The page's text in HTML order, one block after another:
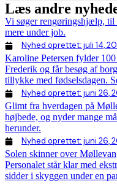
Læs andre
Vi søger rengøringshjælp, til
mere under job.
Nyhed oprettet: juli 14,
Karoline Petersen fylder
Frederik og får besøg af
tillykke med fødselsdagen.
Nyhed oprettet: juni 26,
Glimt fra hverdagen på
højbede, og nyder mange
herunder.
Nyhed oprettet: juni 26,
Solen skinner over
Personalet står klar med
sidder i skyggen under en